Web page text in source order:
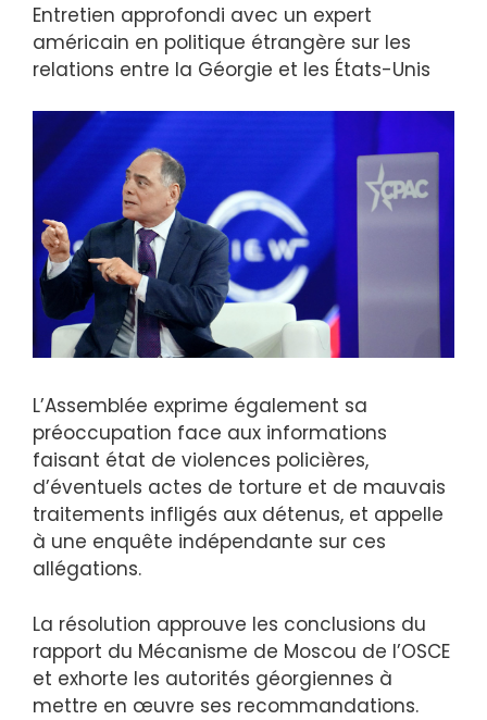
Entretien approfondi avec un expert
américain en politique étrangère sur les
relations entre la Géorgie et les États-Unis
L’Assemblée exprime également sa
préoccupation face aux informations
faisant état de violences policières,
d’éventuels actes de torture et de mauvais
traitements infligés aux détenus, et appelle
à une enquête indépendante sur ces
allégations.
La résolution approuve les conclusions du
rapport du Mécanisme de Moscou de l’OSCE
et exhorte les autorités géorgiennes à
mettre en œuvre ses recommandations.